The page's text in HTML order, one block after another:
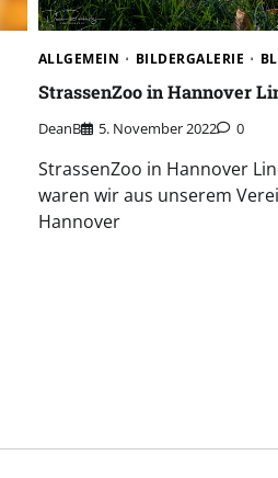
ALLGEMEIN BILDERGALERIE
StrassenZoo in Hannover
DeanB 5. November 2022 0
StrassenZoo in Hannover
waren wir aus unserem
Hannover